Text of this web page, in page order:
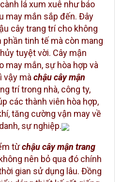
lá xum xuê như báo
may mắn sắp đến. Đây
cây trang trí cho không
phần tinh tế mà còn mang
tuyệt vời. Cây mận
may mắn, sự hòa hợp và
vậy màchậu cây mận
trí trong nhà, công ty,
các thành viên hòa hợp,
tăng cường vận may về
sự nghiệp.
từchậu cây mận trang
nên bỏ qua đó chính
gian sử dụng lâu. Đồng